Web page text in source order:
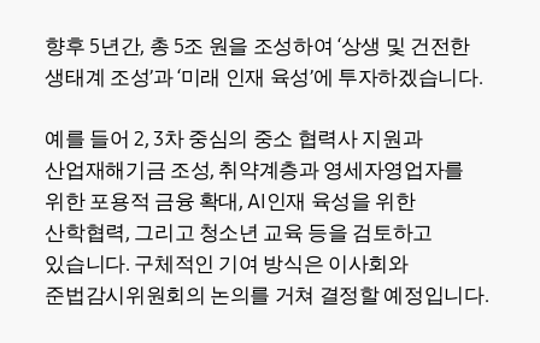
향후 5년간, 총 5조 원을 조성하여 ‘상생 및 건전한
생태계 조성’과 ‘미래 인재 육성’에 투자하겠습니다.
예를 들어 2, 3차 중심의 중소 협력사 지원과
산업재해기금 조성, 취약계층과 영세자영업자를
위한 포용적 금융 확대, AI인재 육성을 위한
산학협력, 그리고 청소년 교육 등을 검토하고
있습니다. 구체적인 기여 방식은 이사회와
준법감시위원회의 논의를 거쳐 결정할 예정입니다.